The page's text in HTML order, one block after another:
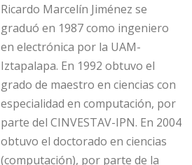
Ricardo Marcelí­n Jiménez se
graduó en 1987 como ingeniero
en electrónica por la UAM-
Iztapalapa. En 1992 obtuvo el
grado de maestro en ciencias con
especialidad en computación, por
parte del CINVESTAV-IPN. En 2004
obtuvo el doctorado en ciencias
(computación), por parte de la